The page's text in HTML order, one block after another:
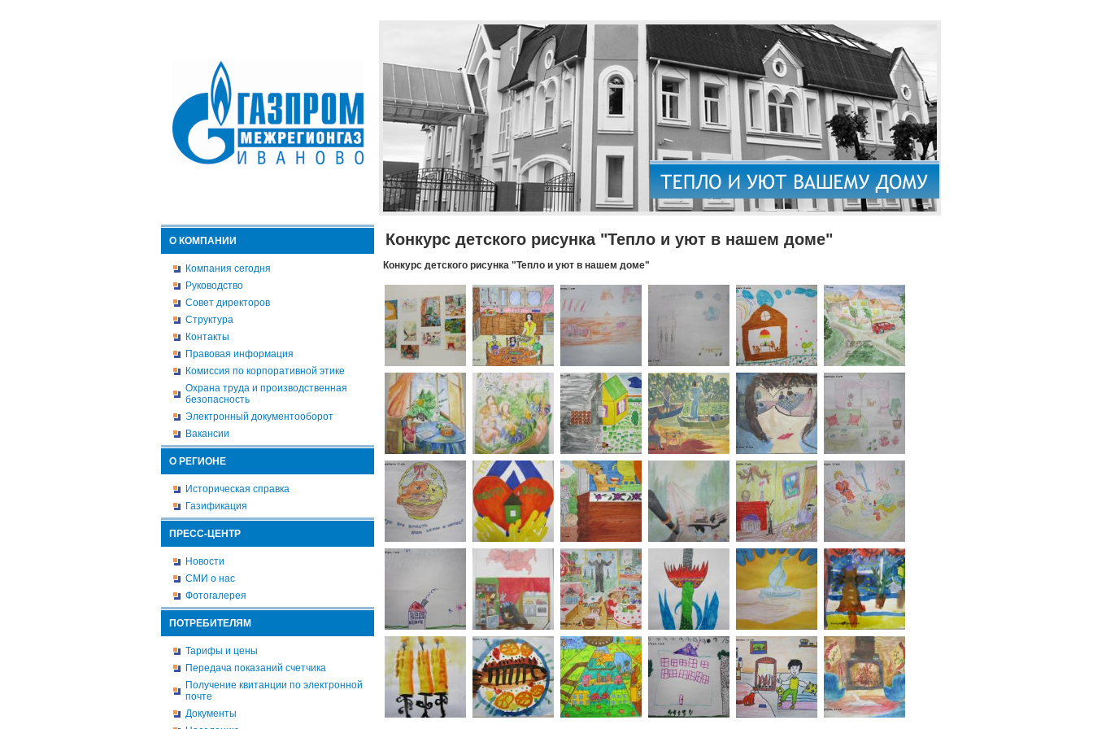
О КОМПАНИИ
Компания сегодня
Руководство
Совет директоров
Структура
Контакты
Правовая информация
Комиссия по корпоративной этике
Охрана труда и производственная
безопасность
Электронный документооборот
Вакансии
О РЕГИОНЕ
Историческая справка
Газификация
ПРЕСС-ЦЕНТР
Новости
СМИ о нас
Фотогалерея
ПОТРЕБИТЕЛЯМ
Тарифы и цены
Передача показаний счетчика
Получение квитанции по электронной
почте
Документы
Конкурс детского рисунка "Тепло и уют в нашем доме"
Конкурс детского рисунка "Тепло и уют в нашем доме"